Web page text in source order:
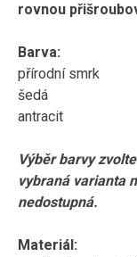
rovnou
Barva:
přírodní smrk
šedá
antracit
Výběr barvy
vybraná varianta
nedostupná.
Materiál: